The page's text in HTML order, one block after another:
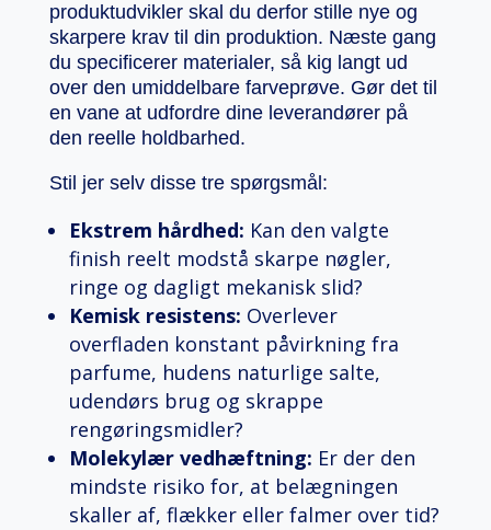
produktudvikler skal du derfor stille nye og
skarpere krav til din produktion. Næste gang
du specificerer materialer, så kig langt ud
over den umiddelbare farveprøve. Gør det til
en vane at udfordre dine leverandører på
den reelle holdbarhed.
Stil jer selv disse tre spørgsmål:
Ekstrem hårdhed: Kan den valgte
finish reelt modstå skarpe nøgler,
ringe og dagligt mekanisk slid?
Kemisk resistens: Overlever
overfladen konstant påvirkning fra
parfume, hudens naturlige salte,
udendørs brug og skrappe
rengøringsmidler?
Molekylær vedhæftning: Er der den
mindste risiko for, at belægningen
skaller af, flækker eller falmer over tid?